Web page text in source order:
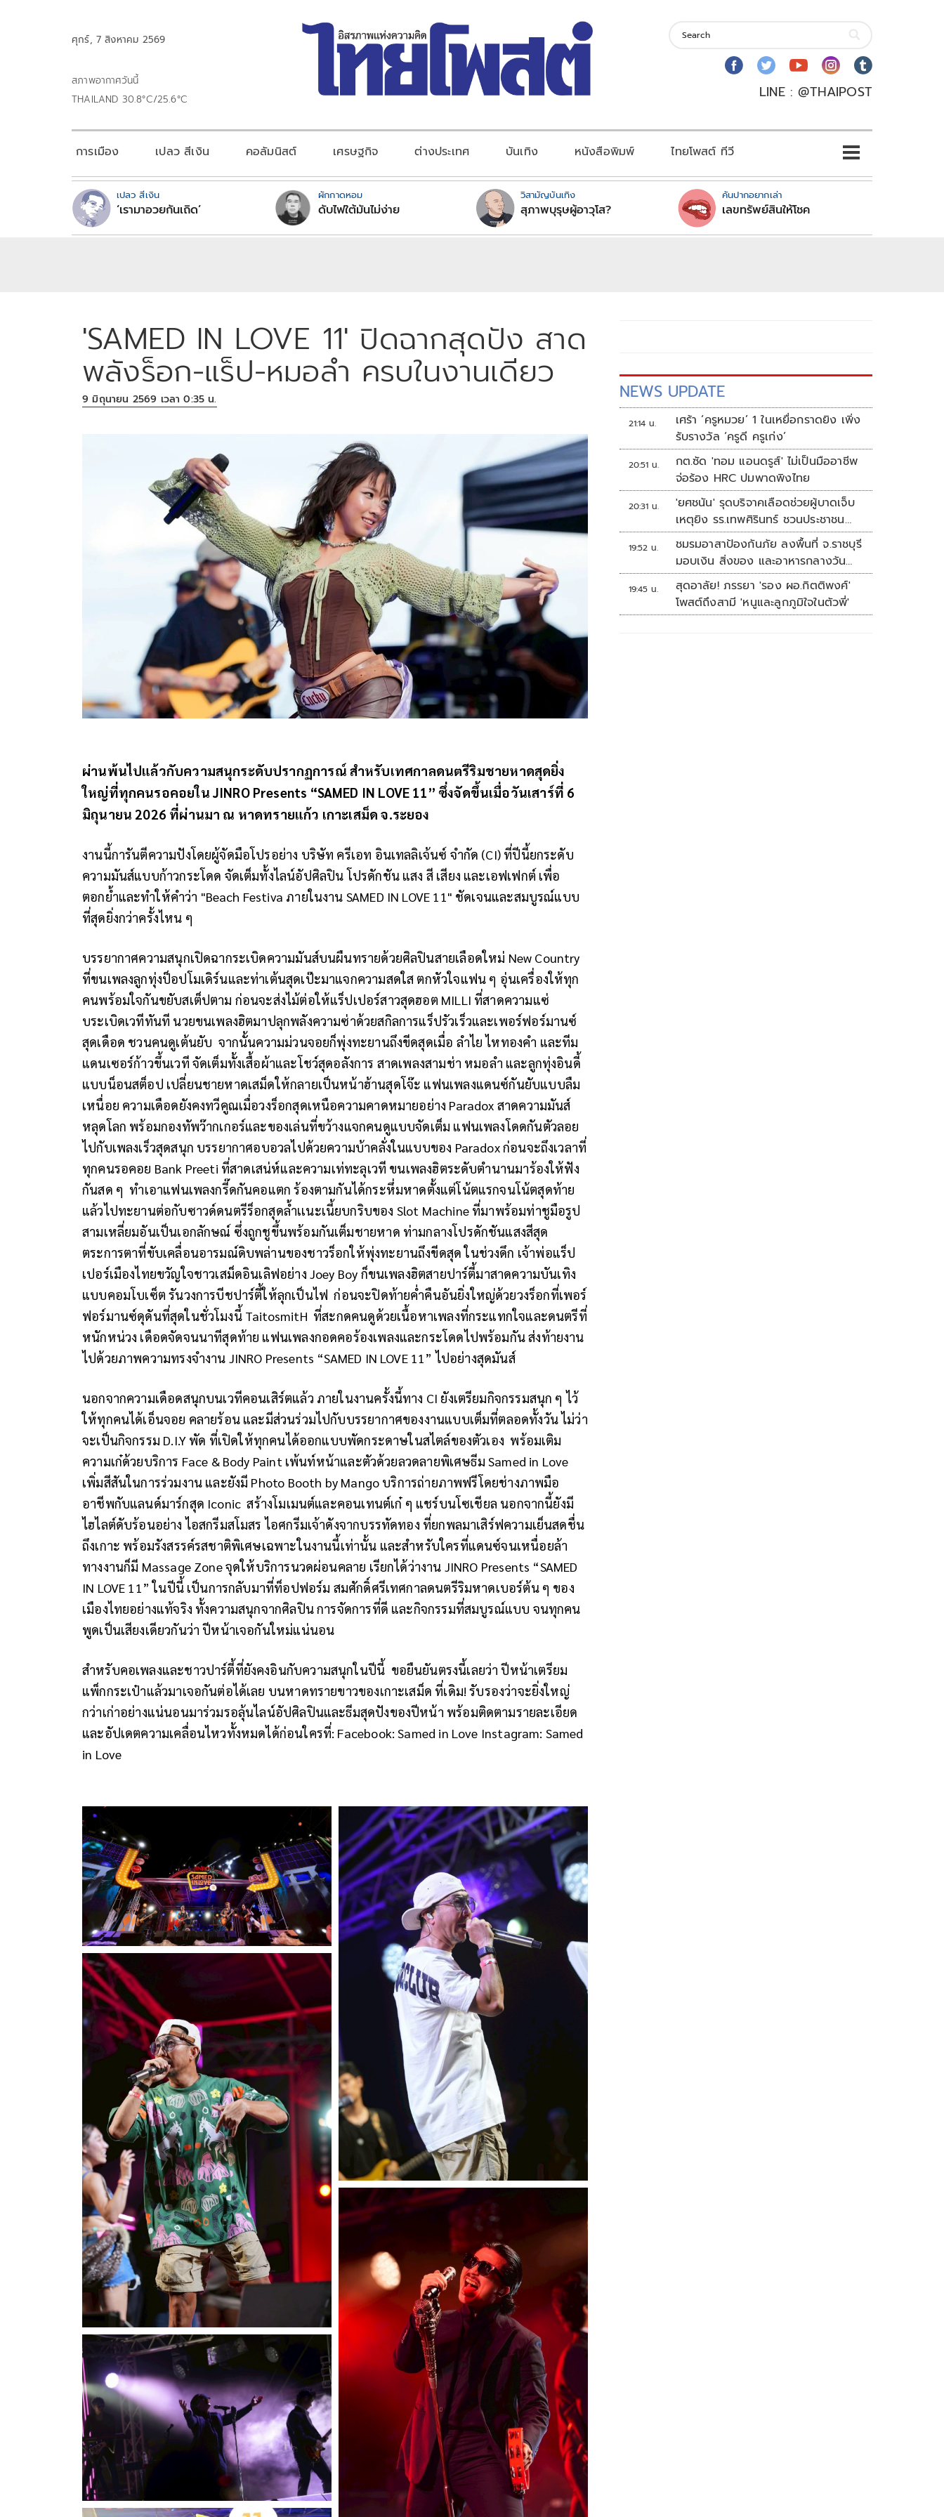
ศุกร์, 7 สิงหาคม 2569
สภาพอากาศวันนี้
THAILAND 30.8°C/25.6°C
LINE : @THAIPOST
การเมือง เปลว สีเงิน คอลัมนิสต์ เศรษฐกิจ ต่างประเทศ บันเทิง หนังสือพิมพ์ ไทยโพสต์ ทีวี
เปลว สีเงิน
‘เรามาอวยกันเถิด’
ผักกาดหอม
ดับไฟใต้มันไม่ง่าย
วิสามัญบันเทิง
สุภาพบุรุษผู้อาวุโส?
คันปากอยากเล่า
เลขทรัพย์สินให้โชค
'SAMED IN LOVE 11' ปิดฉากสุดปัง สาด
พลังร็อก-แร็ป-หมอลำ ครบในงานเดียว
9 มิถุนายน 2569 เวลา 0:35 น.
ผ่านพ้นไปแล้วกับความสนุกระดับปรากฏการณ์ สำหรับเทศกาลดนตรีริมชายหาดสุดยิ่ง
ใหญ่ที่ทุกคนรอคอยใน JINRO Presents “SAMED IN LOVE 11” ซึ่งจัดขึ้นเมื่อวันเสาร์ที่ 6
มิถุนายน 2026 ที่ผ่านมา ณ หาดทรายแก้ว เกาะเสม็ด จ.ระยอง
งานนี้การันตีความปังโดยผู้จัดมือโปรอย่าง บริษัท ครีเอท อินเทลลิเจ้นซ์ จำกัด (CI) ที่ปีนี้ยกระดับ
ความมันส์แบบก้าวกระโดด จัดเต็มทั้งไลน์อัปศิลปิน โปรดักชัน แสง สี เสียง และเอฟเฟกต์ เพื่อ
ตอกย้ำและทำให้คำว่า "Beach Festiva ภายในงาน SAMED IN LOVE 11" ชัดเจนและสมบูรณ์แบบ
ที่สุดยิ่งกว่าครั้งไหน ๆ
บรรยากาศความสนุกเปิดฉากระเบิดความมันส์บนผืนทรายด้วยศิลปินสายเลือดใหม่ New Country
ที่ขนเพลงลูกทุ่งป็อปโมเดิร์นและท่าเต้นสุดเป๊ะมาแจกความสดใส ตกหัวใจแฟน ๆ อุ่นเครื่องให้ทุก
คนพร้อมใจกันขยับสเต็ปตาม ก่อนจะส่งไม้ต่อให้แร็ปเปอร์สาวสุดฮอต MILLI ที่สาดความแซ่
บระเบิดเวทีทันที นวยขนเพลงฮิตมาปลุกพลังความซ่าด้วยสกิลการแร็ปรัวเร็วและเพอร์ฟอร์มานซ์
สุดเดือด ชวนคนดูเต้นยับ จากนั้นความม่วนจอยก็พุ่งทะยานถึงขีดสุดเมื่อ ลำไย ไหทองคำ และทีม
แดนเซอร์ก้าวขึ้นเวที จัดเต็มทั้งเสื้อผ้าและโชว์สุดอลังการ สาดเพลงสามช่า หมอลำ และลูกทุ่งอินดี้
แบบน็อนสต็อป เปลี่ยนชายหาดเสม็ดให้กลายเป็นหน้าฮ้านสุดโจ๊ะ แฟนเพลงแดนซ์กันยับแบบลืม
เหนื่อย ความเดือดยังคงทวีคูณเมื่อวงร็อกสุดเหนือความคาดหมายอย่าง Paradox สาดความมันส์
หลุดโลก พร้อมกองทัพว๊ากเกอร์และของเล่นที่ขว้างแจกคนดูแบบจัดเต็ม แฟนเพลงโดดกันตัวลอย
ไปกับเพลงเร็วสุดสนุก บรรยากาศอบอวลไปด้วยความบ้าคลั่งในแบบของ Paradox ก่อนจะถึงเวลาที่
ทุกคนรอคอย Bank Preeti ที่สาดเสน่ห์และความเท่ทะลุเวที ขนเพลงฮิตระดับตำนานมาร้องให้ฟัง
กันสด ๆ ทำเอาแฟนเพลงกรี๊ดกันคอแตก ร้องตามกันได้กระหึ่มหาดตั้งแต่โน้ตแรกจนโน้ตสุดท้าย
แล้วไปทะยานต่อกับซาวด์ดนตรีร็อกสุดล้ำเเนะเนี้ยบกริบของ Slot Machine ที่มาพร้อมท่าชูมือรูป
สามเหลี่ยมอันเป็นเอกลักษณ์ ซึ่งถูกชูขึ้นพร้อมกันเต็มชายหาด ท่ามกลางโปรดักชันแสงสีสุด
ตระการตาที่ขับเคลื่อนอารมณ์ดิบพล่านของชาวร็อกให้พุ่งทะยานถึงขีดสุด ในช่วงดึก เจ้าพ่อแร็ป
เปอร์เมืองไทยขวัญใจชาวเสม็ดอินเลิฟอย่าง Joey Boy ก็ขนเพลงฮิตสายปาร์ตี้มาสาดความบันเทิง
แบบคอมโบเซ็ต รันวงการบีชปาร์ตี้ให้ลุกเป็นไฟ ก่อนจะปิดท้ายค่ำคืนอันยิ่งใหญ่ด้วยวงร็อกที่เพอร์
ฟอร์มานซ์ดุดันที่สุดในชั่วโมงนี้ TaitosmitH ที่สะกดคนดูด้วยเนื้อหาเพลงที่กระแทกใจและดนตรีที่
หนักหน่วง เดือดจัดจนนาทีสุดท้าย แฟนเพลงกอดคอร้องเพลงและกระโดดไปพร้อมกัน ส่งท้ายงาน
ไปด้วยภาพความทรงจำงาน JINRO Presents “SAMED IN LOVE 11” ไปอย่างสุดมันส์
นอกจากความเดือดสนุกบนเวทีคอนเสิร์ตแล้ว ภายในงานครั้งนี้ทาง CI ยังเตรียมกิจกรรมสนุก ๆ ไว้
ให้ทุกคนได้เอ็นจอย คลายร้อน และมีส่วนร่วมไปกับบรรยากาศของงานแบบเต็มที่ตลอดทั้งวัน ไม่ว่า
จะเป็นกิจกรรม D.I.Y พัด ที่เปิดให้ทุกคนได้ออกแบบพัดกระดาษในสไตล์ของตัวเอง พร้อมเติม
ความเก๋ด้วยบริการ Face & Body Paint เพ้นท์หน้าและตัวด้วยลวดลายพิเศษธีม Samed in Love
เพิ่มสีสันในการร่วมงาน และยังมี Photo Booth by Mango บริการถ่ายภาพฟรีโดยช่างภาพมือ
อาชีพกับแลนด์มาร์กสุด Iconic สร้างโมเมนต์และคอนเทนต์เก๋ ๆ แชร์บนโซเชียล นอกจากนี้ยังมี
ไฮไลต์ดับร้อนอย่าง ไอสกรีมสโมสร ไอศกรีมเจ้าดังจากบรรทัดทอง ที่ยกพลมาเสิร์ฟความเย็นสดชื่น
ถึงเกาะ พร้อมรังสรรค์รสชาติพิเศษเฉพาะในงานนี้เท่านั้น และสำหรับใครที่แดนซ์จนเหนื่อยล้า
ทางงานก็มี Massage Zone จุดให้บริการนวดผ่อนคลาย เรียกได้ว่างาน JINRO Presents “SAMED
IN LOVE 11” ในปีนี้ เป็นการกลับมาที่ท็อปฟอร์ม สมศักดิ์ศรีเทศกาลดนตรีริมหาดเบอร์ต้น ๆ ของ
เมืองไทยอย่างแท้จริง ทั้งความสนุกจากศิลปิน การจัดการที่ดี และกิจกรรมที่สมบูรณ์แบบ จนทุกคน
พูดเป็นเสียงเดียวกันว่า ปีหน้าเจอกันใหม่แน่นอน
สำหรับคอเพลงและชาวปาร์ตี้ที่ยังคงอินกับความสนุกในปีนี้ ขอยืนยันตรงนี้เลยว่า ปีหน้าเตรียม
แพ็กกระเป๋าแล้วมาเจอกันต่อได้เลย บนหาดทรายขาวของเกาะเสม็ด ที่เดิม! รับรองว่าจะยิ่งใหญ่
กว่าเก่าอย่างแน่นอนมาร่วมรอลุ้นไลน์อัปศิลปินและธีมสุดปังของปีหน้า พร้อมติดตามรายละเอียด
และอัปเดตความเคลื่อนไหวทั้งหมดได้ก่อนใครที่: Facebook: Samed in Love Instagram: Samed
in Love
NEWS UPDATE
21:14 น.
เศร้า ‘ครูหมวย’ 1 ในเหยื่อกราดยิง เพิ่ง
รับรางวัล ‘ครูดี ครูเก่ง’
20:51 น.
กต.ซัด 'ทอม แอนดรูส์' ไม่เป็นมืออาชีพ
จ่อร้อง HRC ปมพาดพิงไทย
20:31 น.
'ยศชนัน' รุดบริจาคเลือดช่วยผู้บาดเจ็บ
เหตุยิง รร.เทพศิรินทร์ ชวนประชาชน
ร่วมบริจาค
19:52 น.
ชมรมอาสาป้องกันภัย ลงพื้นที่ จ.ราชบุรี
มอบเงิน สิ่งของ และอาหารกลางวัน
แก่โรงเรียนบ้านหนองน้ำใส
19:45 น.
สุดอาลัย! ภรรยา 'รอง ผอ.กิตติพงศ์'
โพสต์ถึงสามี 'หนูและลูกภูมิใจในตัวพี่'